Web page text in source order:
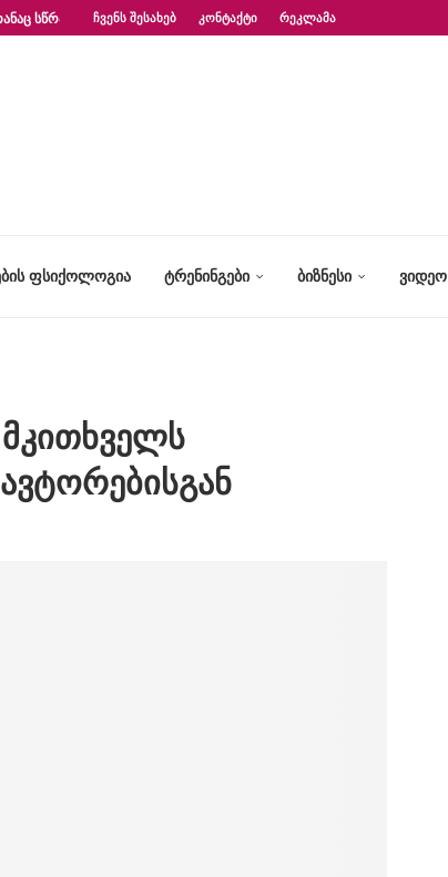
ᲡᲬᲠᲐᲤᲐᲓ?“ – ᲤᲡᲘᲥᲝᲚᲝᲒᲘᲡ...
ᲩᲕᲔᲜᲡ ᲨᲔᲡᲐᲮᲔᲑ ᲙᲝᲜᲢᲐᲥᲢᲘ ᲠᲔᲙᲚᲐᲛᲐ
ᲤᲡᲘᲥᲝᲚᲝᲒᲘᲐ ᲢᲠᲔᲜᲘᲜᲒᲔᲑᲘ ᲑᲘᲖᲜᲔᲡᲘ ᲕᲘᲓᲔᲝ